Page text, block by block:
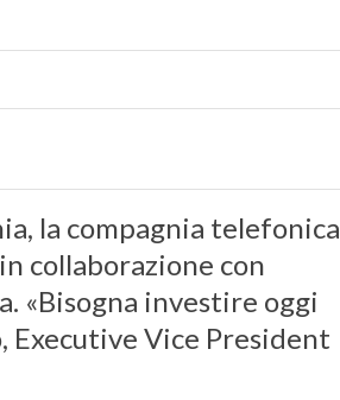
la compagnia telefonica
collaborazione con
«Bisogna investire oggi
Vice President